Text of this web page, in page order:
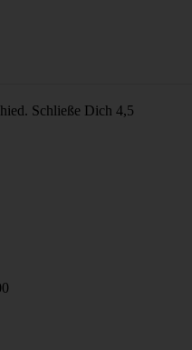
Schließe Dich 4,5